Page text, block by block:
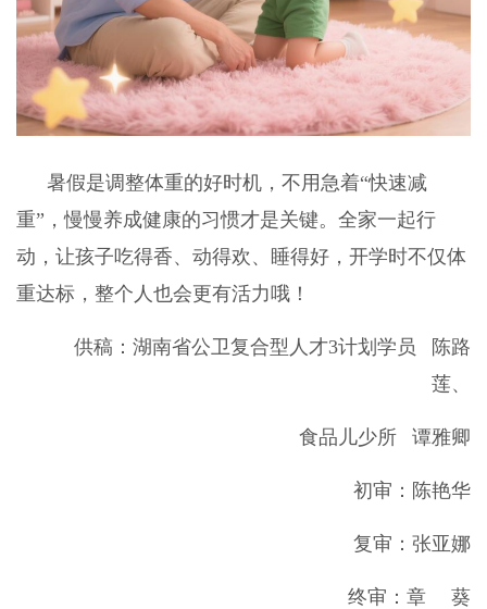
暑假是调整体重的好时机，不用急着“快速减
重”，慢慢养成健康的习惯才是关键。全家一起行
动，让孩子吃得香、动得欢、睡得好，开学时不仅体
重达标，整个人也会更有活力哦！
供稿：湖南省公卫复合型人才3计划学员 陈路
莲、
食品儿少所 谭雅卿
初审：陈艳华
复审：张亚娜
终审：章 葵